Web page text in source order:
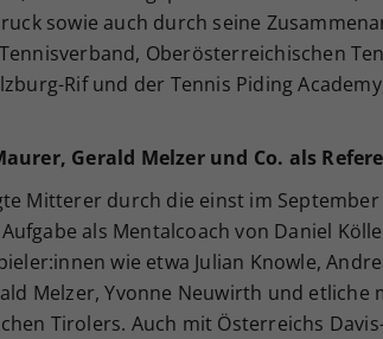
sowie auch durch seine
Oberösterreichischen
Rif und der Tennis Piding
Gerald Melzer und Co. als
Mitterer durch die einst im September
als Mentalcoach von Daniel
wie etwa Julian Knowle,
Melzer, Yvonne Neuwirth und etliche
Tirolers. Auch mit Österreichs